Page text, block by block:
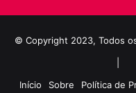
© Copyright 2023, Todos
Início
Sobre Política de